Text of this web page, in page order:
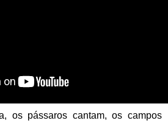
os pássaros cantam, os campos